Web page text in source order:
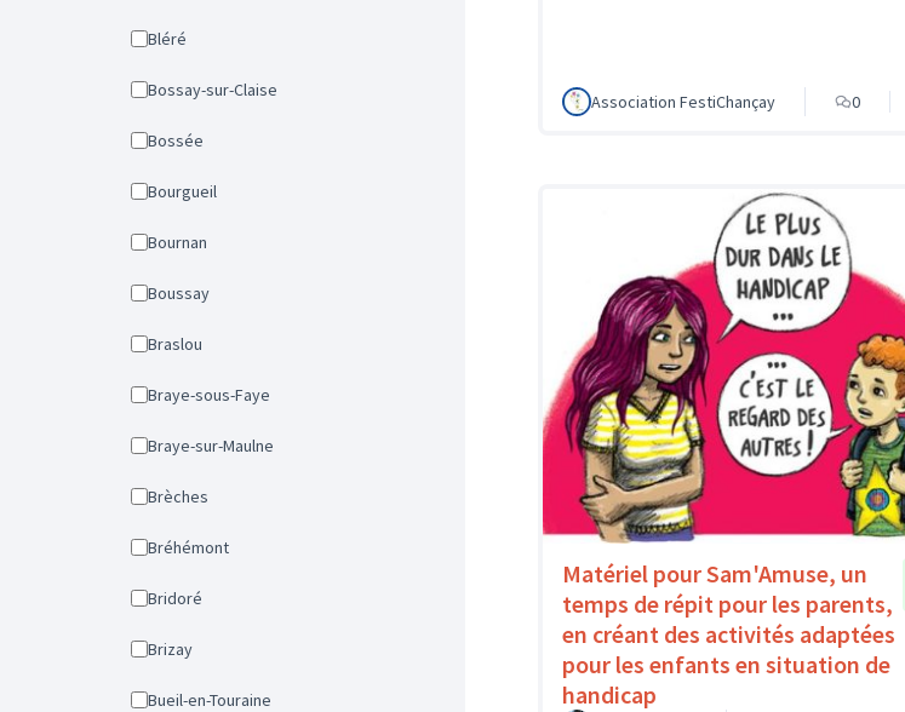
Bléré
Bossay-sur-Claise
Bossée
Bourgueil
Bournan
Boussay
Braslou
Braye-sous-Faye
Braye-sur-Maulne
Brèches
Bréhémont
Bridoré
Brizay
Bueil-en-Touraine
Association FestiChançay 0
Matériel pour Sam'Amuse, un
temps de répit pour les parents,
en créant des activités adaptées
pour les enfants en situation de
handicap